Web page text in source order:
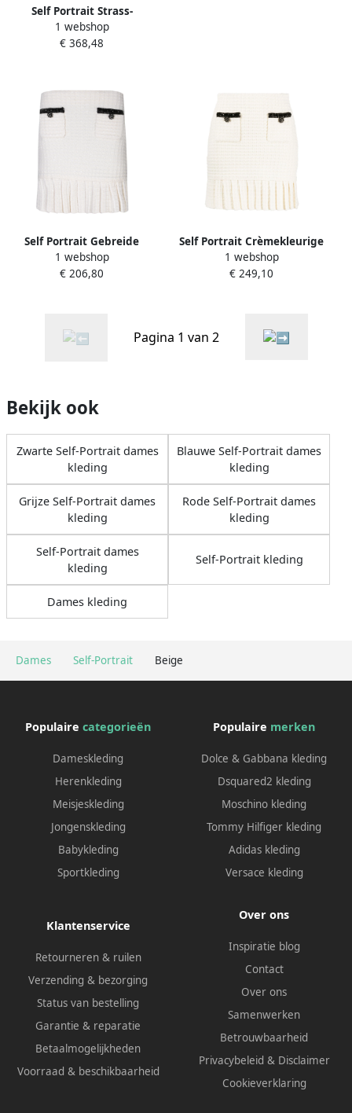
Dames Self-Portrait Beige
Self Portrait Strass-
Versierde Mouwloze Maxi
Jurk Beige Dames
1 webshop
€ 368,48
Self Portrait Gebreide
Minirok met Pailletten
White Dames
1 webshop
€ 206,80
Self Portrait Crèmekleurige
Geplooide Minirok Beige
Dames
1 webshop
€ 249,10
Pagina 1 van 2
Bekijk ook
Zwarte Self-Portrait dames
kleding
Blauwe Self-Portrait dames
kleding
Grijze Self-Portrait dames
kleding
Rode Self-Portrait dames
kleding
Self-Portrait dames
kleding
Self-Portrait kleding
Dames kleding
Populaire categorieën
Dameskleding
Herenkleding
Meisjeskleding
Jongenskleding
Babykleding
Sportkleding
Populaire merken
Dolce & Gabbana kleding
Dsquared2 kleding
Moschino kleding
Tommy Hilfiger kleding
Adidas kleding
Versace kleding
Klantenservice
Retourneren & ruilen
Verzending & bezorging
Status van bestelling
Garantie & reparatie
Betaalmogelijkheden
Voorraad & beschikbaarheid
Over ons
Inspiratie blog
Contact
Over ons
Samenwerken
Betrouwbaarheid
Privacybeleid & Disclaimer
Cookieverklaring